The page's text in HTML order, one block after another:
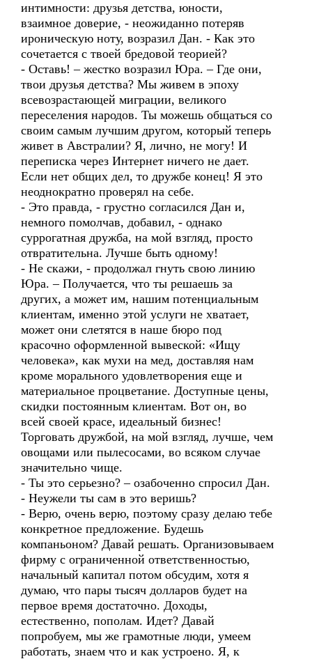
интимности: друзья детства, юности,
взаимное доверие, - неожиданно потеряв
ироническую ноту, возразил Дан. - Как это
сочетается с твоей бредовой теорией?
- Оставь! – жестко возразил Юра. – Где они,
твои друзья детства? Мы живем в эпоху
всевозрастающей миграции, великого
переселения народов. Ты можешь общаться со
своим самым лучшим другом, который теперь
живет в Австралии? Я, лично, не могу! И
переписка через Интернет ничего не дает.
Если нет общих дел, то дружбе конец! Я это
неоднократно проверял на себе.
- Это правда, - грустно согласился Дан и,
немного помолчав, добавил, - однако
суррогатная дружба, на мой взгляд, просто
отвратительна. Лучше быть одному!
- Не скажи, - продолжал гнуть свою линию
Юра. – Получается, что ты решаешь за
других, а может им, нашим потенциальным
клиентам, именно этой услуги не хватает,
может они слетятся в наше бюро под
красочно оформленной вывеской: «Ищу
человека», как мухи на мед, доставляя нам
кроме морального удовлетворения еще и
материальное процветание. Доступные цены,
скидки постоянным клиентам. Вот он, во
всей своей красе, идеальный бизнес!
Торговать дружбой, на мой взгляд, лучше, чем
овощами или пылесосами, во всяком случае
значительно чище.
- Ты это серьезно? – озабоченно спросил Дан.
- Неужели ты сам в это веришь?
- Верю, очень верю, поэтому сразу делаю тебе
конкретное предложение. Будешь
компаньоном? Давай решать. Организовываем
фирму с ограниченной ответственностью,
начальный капитал потом обсудим, хотя я
думаю, что пары тысяч долларов будет на
первое время достаточно. Доходы,
естественно, пополам. Идет? Давай
попробуем, мы же грамотные люди, умеем
работать, знаем что и как устроено. Я, к